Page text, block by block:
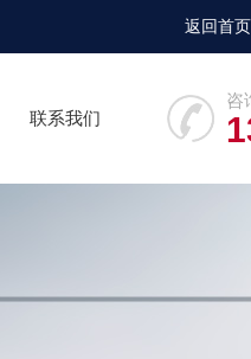
返回首页
咨
联系我们